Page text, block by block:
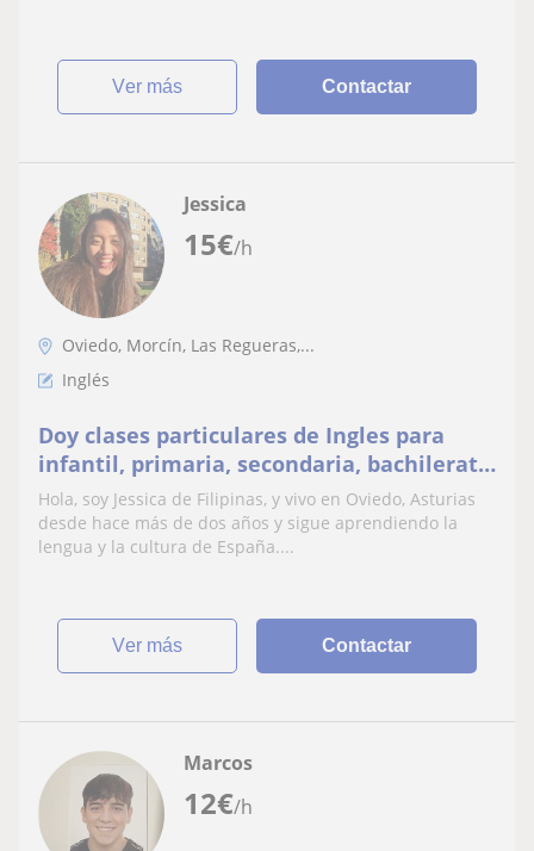
ver más Contactar
15€/h
Jessica
Oviedo, Morcín, Las Regueras,...
Inglés
Doy clases particulares de Ingles para
infantil, primaria, secondaria, bachilerato
y adultos
Hola, soy Jessica de Filipinas, y vivo en Oviedo, Asturias
desde hace más de dos años y sigue aprendiendo la
lengua y la cultura de España....
ver más Contactar
12€/h
Marcos